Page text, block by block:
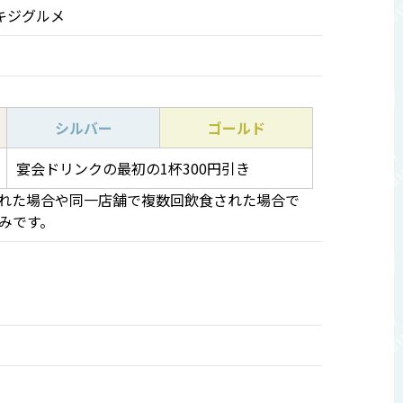
グルメ
シルバー
ゴールド
宴会ドリンクの最初の1杯300円引き
た場合や同一店舗で複数回飲食された場合で
す。